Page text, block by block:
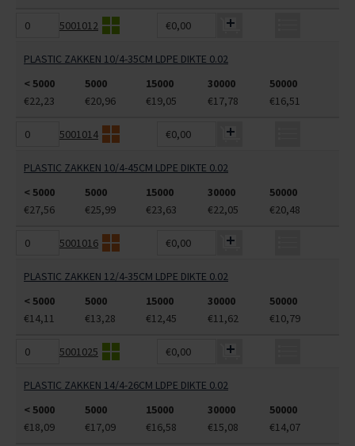
5001012 €0,00
PLASTIC ZAKKEN 10/4-35CM LDPE DIKTE 0.02
< 5000
5000 15000 30000
50000
€22,23
€20,96 €19,05 €17,78 €16,51
5001014 €0,00
PLASTIC ZAKKEN 10/4-45CM LDPE DIKTE 0.02
< 5000
5000 15000 30000
50000
€27,56
€25,99 €23,63 €22,05 €20,48
5001016 €0,00
PLASTIC ZAKKEN 12/4-35CM LDPE DIKTE 0.02
< 5000
5000 15000 30000
50000
€14,11
€13,28 €12,45 €11,62 €10,79
5001025 €0,00
PLASTIC ZAKKEN 14/4-26CM LDPE DIKTE 0.02
< 5000
5000 15000 30000
50000
€18,09
€17,09 €16,58 €15,08 €14,07